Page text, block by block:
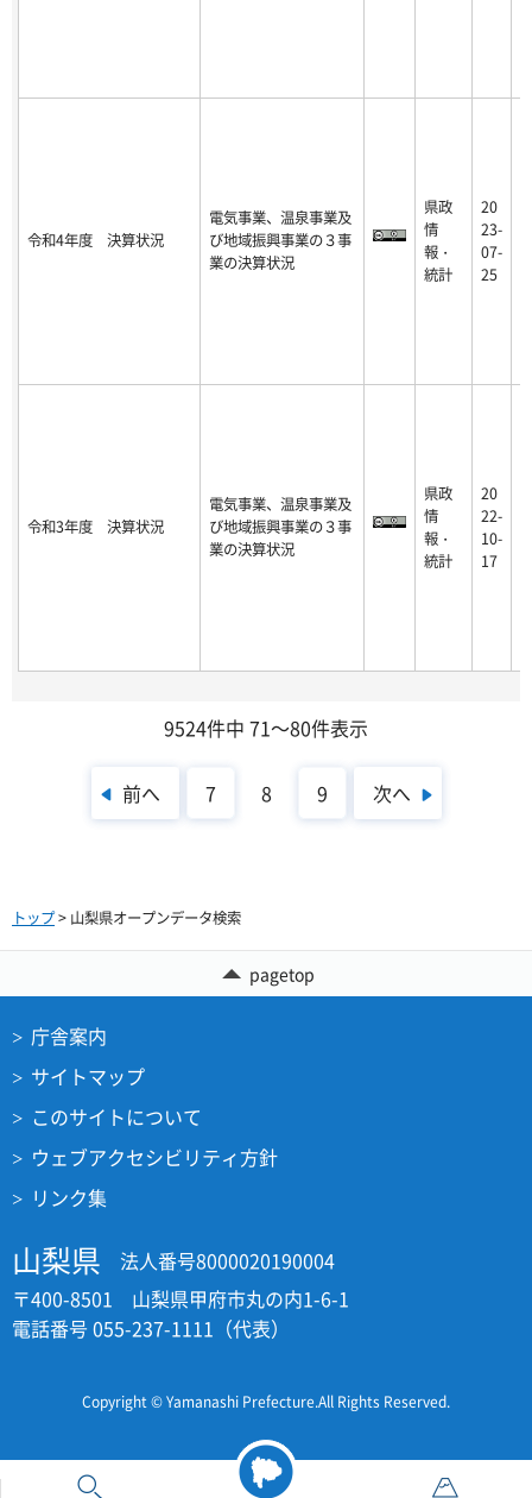
令和4年度 決算状況
電気事業、温泉事業及
び地域振興事業の３事
業の決算状況
県政
情
報・
統計
20
23-
07-
25
令和3年度 決算状況
電気事業、温泉事業及
び地域振興事業の３事
業の決算状況
県政
情
報・
統計
20
22-
10-
17
9524件中 71～80件表示
前へ 7 8 9 次へ
トップ> 山梨県オープンデータ検索
pagetop
庁舎案内
サイトマップ
このサイトについて
ウェブアクセシビリティ方針
リンク集
山梨県
法人番号8000020190004
〒400-8501 山梨県甲府市丸の内1-6-1
電話番号 055-237-1111（代表）
Copyright © Yamanashi Prefecture.All Rights Reserved.